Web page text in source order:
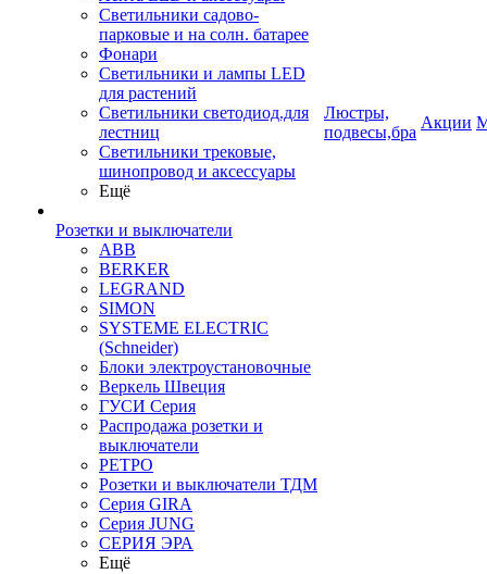
Светильники садово-
парковые и на солн. батарее
Фонари
Светильники и лампы LED
для растений
Светильники светодиод.для
лестниц
Светильники трековые,
шинопровод и аксессуары
Ещё
Розетки и выключатели
ABB
BERKER
LEGRAND
SIMON
SYSTEME ELECTRIC
(Schneider)
Блоки электроустановочные
Веркель Швеция
ГУСИ Серия
Распродажа розетки и
выключатели
РЕТРО
Розетки и выключатели ТДМ
Серия GIRA
Серия JUNG
СЕРИЯ ЭРА
Ещё
Люстры,
подвесы,бра
Акции